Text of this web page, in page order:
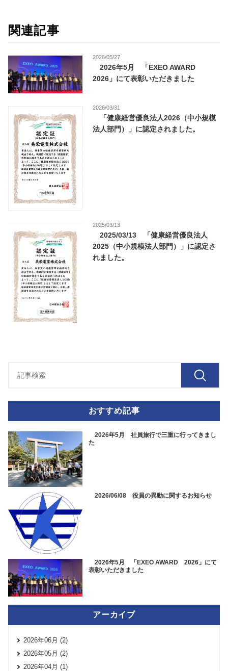
関連記事
2026/05/27
2026年5月 「EXEO AWARD
2026」にて表彰いただきました
2026/03/31
「健康経営優良法人2026（中小規模
法人部門）」に認定されました。
2025/03/13
2025/03/13 「健康経営優良法人
2025（中小規模法人部門）」に認定さ
れました。
おすすめ記事
2026年5月 社員旅行で三重に行ってきまし
た
2026/06/08 役員の異動に関するお知らせ
2026年5月 「EXEO AWARD 2026」にて
表彰いただきました
アーカイブ
2026年06月 (2)
2026年05月 (2)
2026年04月 (1)